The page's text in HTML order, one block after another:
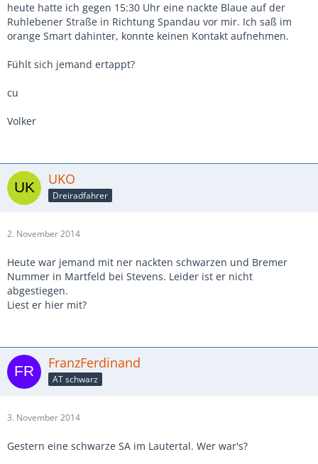
heute hatte ich gegen 15:30 Uhr eine nackte Blaue auf der
Ruhlebener Straße in Richtung Spandau vor mir. Ich saß im
orange Smart dahinter, konnte keinen Kontakt aufnehmen.
Fühlt sich jemand ertappt?
cu
Volker
UKO
Dreiradfahrer
2. November 2014
Heute war jemand mit ner nackten schwarzen und Bremer
Nummer in Martfeld bei Stevens. Leider ist er nicht
abgestiegen.
Liest er hier mit?
FranzFerdinand
AT schwarz
3. November 2014
Gestern eine schwarze SA im Lautertal. Wer war's?